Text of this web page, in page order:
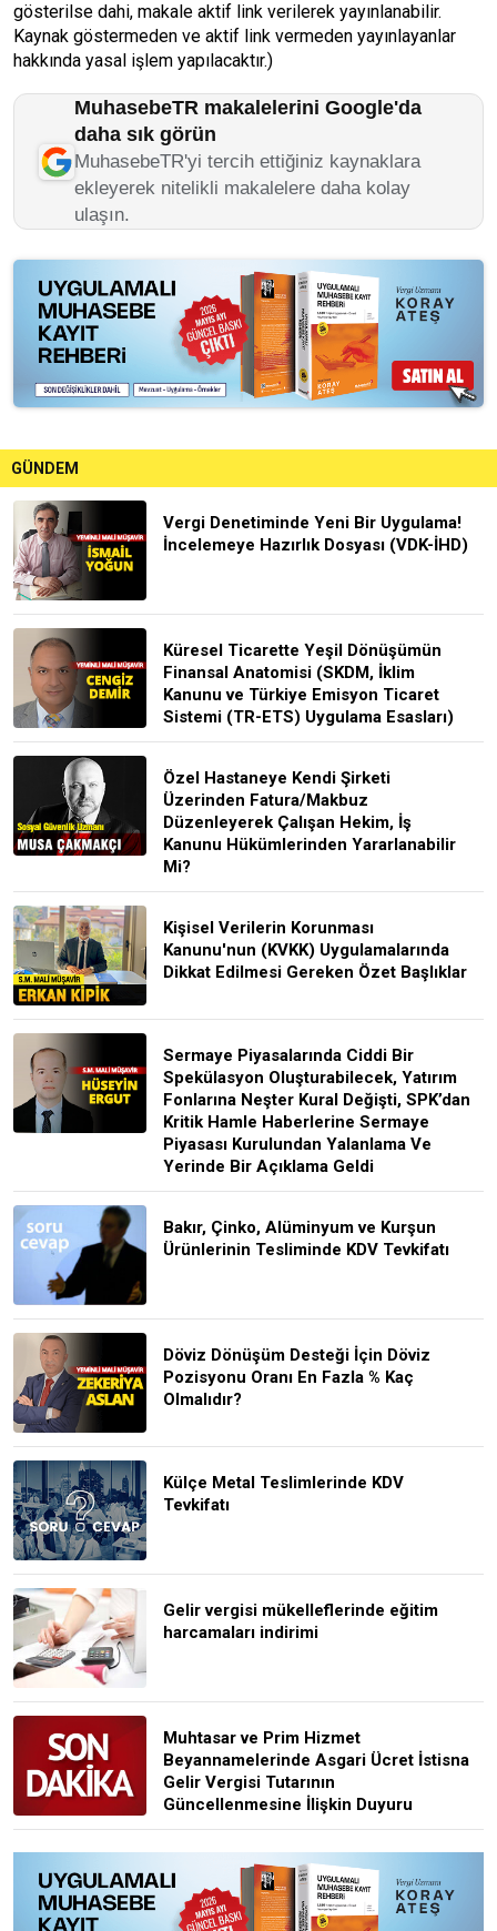
gösterilse dahi, makale aktif link verilerek yayınlanabilir.
Kaynak göstermeden ve aktif link vermeden yayınlayanlar
hakkında yasal işlem yapılacaktır.)
MuhasebeTR makalelerini Google'da
daha sık görün
MuhasebeTR'yi tercih ettiğiniz kaynaklara
ekleyerek nitelikli makalelere daha kolay
ulaşın.
GÜNDEM
Vergi Denetiminde Yeni Bir Uygulama!
İncelemeye Hazırlık Dosyası (VDK-İHD)
Küresel Ticarette Yeşil Dönüşümün
Finansal Anatomisi (SKDM, İklim
Kanunu ve Türkiye Emisyon Ticaret
Sistemi (TR-ETS) Uygulama Esasları)
Özel Hastaneye Kendi Şirketi
Üzerinden Fatura/Makbuz
Düzenleyerek Çalışan Hekim, İş
Kanunu Hükümlerinden Yararlanabilir
Mi?
Kişisel Verilerin Korunması
Kanunu'nun (KVKK) Uygulamalarında
Dikkat Edilmesi Gereken Özet Başlıklar
Sermaye Piyasalarında Ciddi Bir
Spekülasyon Oluşturabilecek, Yatırım
Fonlarına Neşter Kural Değişti, SPK’dan
Kritik Hamle Haberlerine Sermaye
Piyasası Kurulundan Yalanlama Ve
Yerinde Bir Açıklama Geldi
Bakır, Çinko, Alüminyum ve Kurşun
Ürünlerinin Tesliminde KDV Tevkifatı
Döviz Dönüşüm Desteği İçin Döviz
Pozisyonu Oranı En Fazla % Kaç
Olmalıdır?
Külçe Metal Teslimlerinde KDV
Tevkifatı
Gelir vergisi mükelleflerinde eğitim
harcamaları indirimi
Muhtasar ve Prim Hizmet
Beyannamelerinde Asgari Ücret İstisna
Gelir Vergisi Tutarının
Güncellenmesine İlişkin Duyuru